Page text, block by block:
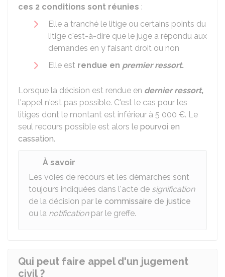
ces 2 conditions sont réunies :
Elle a tranché le litige ou certains points du
litige c'est-à-dire que le juge a répondu aux
demandes en y faisant droit ou non
Elle est rendue en premier ressort.
Lorsque la décision est rendue en dernier ressort,
l'appel n'est pas possible. C'est le cas pour les
litiges dont le montant est inférieur à 5 000 €. Le
seul recours possible est alors le pourvoi en
cassation.
À savoir
Les voies de recours et les démarches sont
toujours indiquées dans l'acte de signification
de la décision par le commissaire de justice
ou la notificationpar le greffe.
Qui peut faire appel d'un jugement
civil ?